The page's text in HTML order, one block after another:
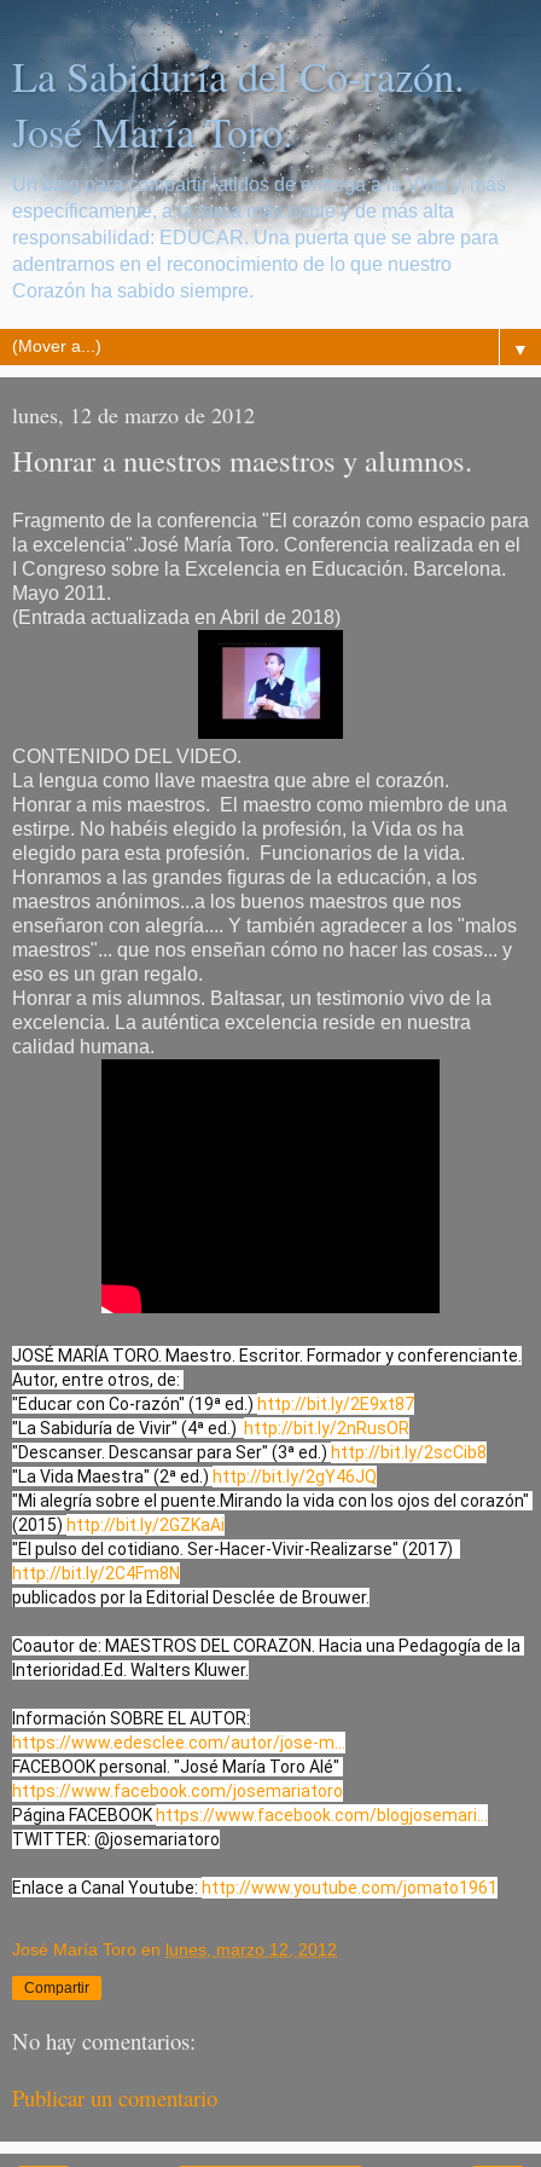
La Sabiduría del Co-razón.
José María Toro.
Un blog para compartir latidos de entrega a la Vida y, más
específicamente, a la tarea más noble y de más alta
responsabilidad: EDUCAR. Una puerta que se abre para
adentrarnos en el reconocimiento de lo que nuestro
Corazón ha sabido siempre.
▼
lunes, 12 de marzo de 2012
Honrar a nuestros maestros y alumnos.
Fragmento de la conferencia "El corazón como espacio para
la excelencia".José María Toro. Conferencia realizada en el
I Congreso sobre la Excelencia en Educación. Barcelona.
Mayo 2011.
(Entrada actualizada en Abril de 2018)
CONTENIDO DEL VIDEO.
La lengua como llave maestra que abre el corazón.
Honrar a mis maestros. El maestro como miembro de una
estirpe. No habéis elegido la profesión, la Vida os ha
elegido para esta profesión. Funcionarios de la vida.
Honramos a las grandes figuras de la educación, a los
maestros anónimos...a los buenos maestros que nos
enseñaron con alegría.... Y también agradecer a los "malos
maestros"... que nos enseñan cómo no hacer las cosas... y
eso es un gran regalo.
Honrar a mis alumnos. Baltasar, un testimonio vivo de la
excelencia. La auténtica excelencia reside en nuestra
calidad humana.
JOSÉ MARÍA TORO. Maestro. Escritor. Formador y conferenciante.
Autor, entre otros, de:
"Educar con Co-razón" (19ª ed.) http://bit.ly/2E9xt87
"La Sabiduría de Vivir" (4ª ed.) http://bit.ly/2nRusOR
"Descanser. Descansar para Ser" (3ª ed.) http://bit.ly/2scCib8
"La Vida Maestra" (2ª ed.) http://bit.ly/2gY46JQ
"Mi alegría sobre el puente.Mirando la vida con los ojos del corazón"
(2015) http://bit.ly/2GZKaAi
http://bit.ly/2C4Fm8N
publicados por la Editorial Desclée de Brouwer.
Coautor de: MAESTROS DEL CORAZON. Hacia una Pedagogía de la
Interioridad.Ed. Walters Kluwer.
https://www.edesclee.com/autor/jose-m...
FACEBOOK personal. "José María Toro Alé"
https://www.facebook.com/josemariatoro
Página FACEBOOK https://www.facebook.com/blogjosemari...
TWITTER: @josemariatoro
Enlace a Canal Youtube: http://www.youtube.com/jomato1961
José María Toro en lunes, marzo 12, 2012
Compartir
No hay comentarios:
Publicar un comentario